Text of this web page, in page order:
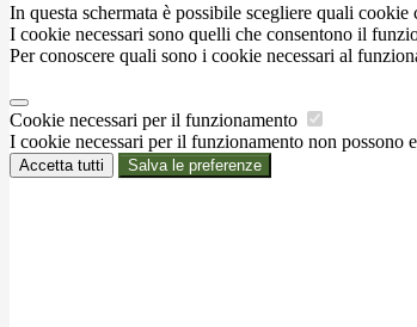
In questa schermata è possibile scegliere quali cookie
I cookie necessari sono quelli che consentono il
Per conoscere quali sono i cookie necessari al
Cookie necessari per il funzionamento
I cookie necessari per il funzionamento non possono
Accetta tutti Salva le preferenze